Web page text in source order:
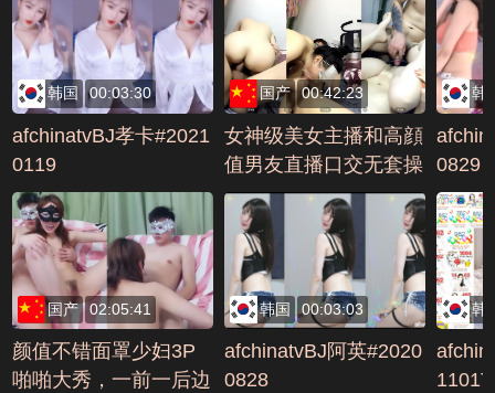
韩国 00:03:30
afchinatvBJ孝卡#2021
0119
国产 00:42:23
女神级美女主播和高顔
值男友直播口交无套操
爲效果用性爱椅跳蛋助
兴编号EDA6059B
韩
0829
国产 02:05:41
颜值不错面罩少妇3P
啪啪大秀，一前一后边
韩国 00:03:03
afchinatvBJ阿英#2020
0828
韩